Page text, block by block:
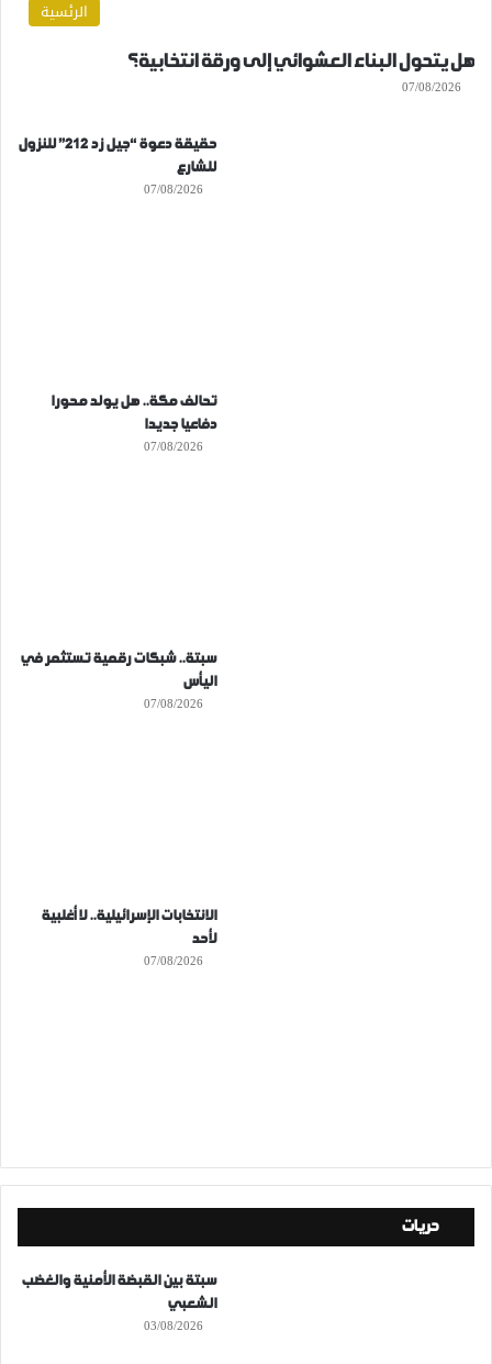
الرئسية
هل يتحول البناء العشوائي إلى ورقة انتخابية؟
07/08/2026
حقيقة دعوة “جيل زد 212” للنزول
للشارع
07/08/2026
تحالف مكة.. هل يولد محورا
دفاعيا جديدا
07/08/2026
سبتة.. شبكات رقمية تستثمر في
اليأس
07/08/2026
الانتخابات الإسرائيلية.. لا أغلبية
لأحد
07/08/2026
حريات
سبتة بين القبضة الأمنية والغضب
الشعبي
03/08/2026